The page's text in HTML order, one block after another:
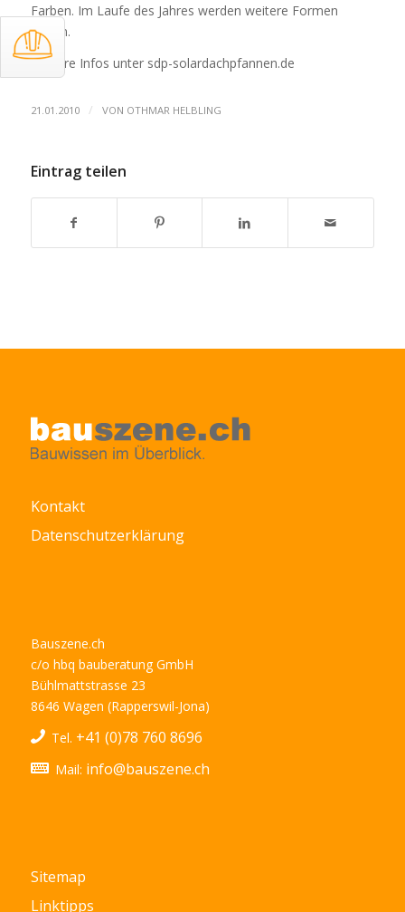
Farben. Im Laufe des Jahres werden weitere Formen
folgen.
Weitere Infos unter sdp-solardachpfannen.de
21.01.2010 / VON OTHMAR HELBLING
Eintrag teilen
Kontakt
Datenschutzerklärung
Bauszene.ch
c/o hbq bauberatung GmbH
Bühlmattstrasse 23
8646 Wagen (Rapperswil-Jona)
Tel. +41 (0)78 760 8696
Mail: info@bauszene.ch
Sitemap
Linktipps